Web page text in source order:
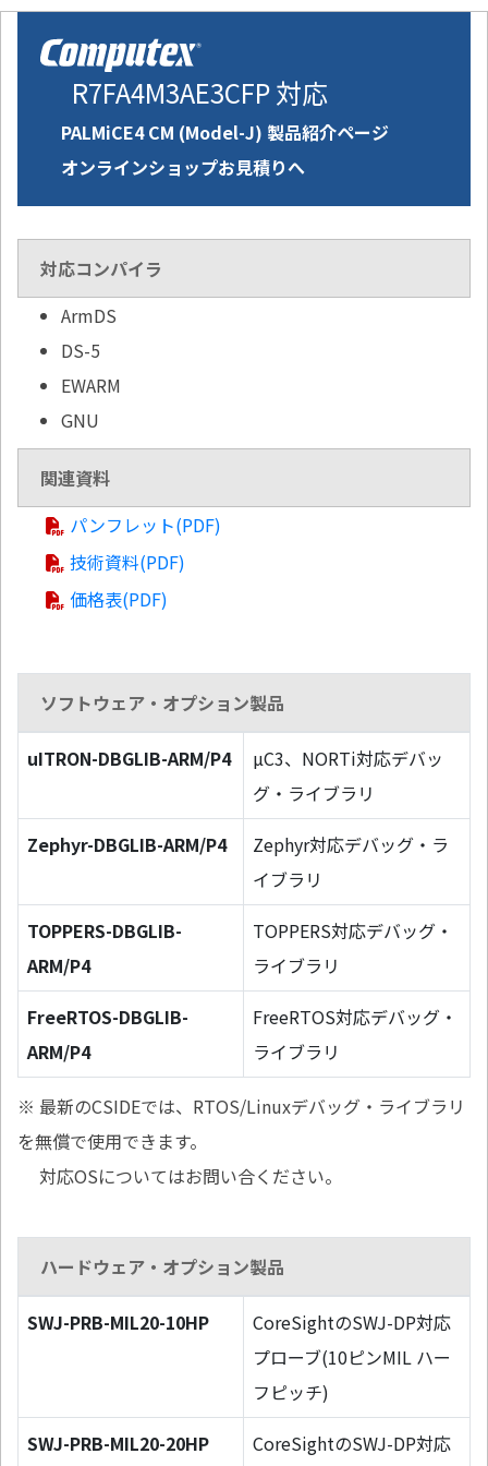
R7FA4M3AE3CFP 対応
PALMiCE4 CM (Model-J) 製品紹介ページ
オンラインショップお見積りへ
対応コンパイラ
ArmDS
DS-5
EWARM
GNU
関連資料
パンフレット(PDF)
技術資料(PDF)
価格表(PDF)
ソフトウェア・オプション製品
uITRON-DBGLIB-ARM/P4
µC3、NORTi対応デバッ
グ・ライブラリ
Zephyr-DBGLIB-ARM/P4
Zephyr対応デバッグ・ラ
イブラリ
TOPPERS-DBGLIB-
ARM/P4
TOPPERS対応デバッグ・
ライブラリ
FreeRTOS-DBGLIB-
ARM/P4
FreeRTOS対応デバッグ・
ライブラリ
※ 最新のCSIDEでは、RTOS/Linuxデバッグ・ライブラリ
を無償で使用できます。
対応OSについてはお問い合ください。
ハードウェア・オプション製品
SWJ-PRB-MIL20-10HP
CoreSightのSWJ-DP対応
プローブ(10ピンMIL ハー
フピッチ)
SWJ-PRB-MIL20-20HP
CoreSightのSWJ-DP対応